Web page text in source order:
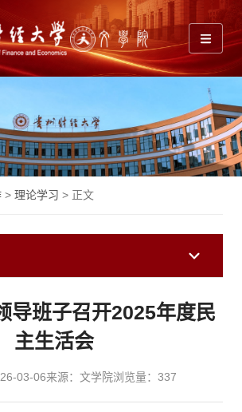
展开主
> 理论学习 > 正文
导班子召开2025年度民
主生活会
03-06来源：文学院浏览量： 337